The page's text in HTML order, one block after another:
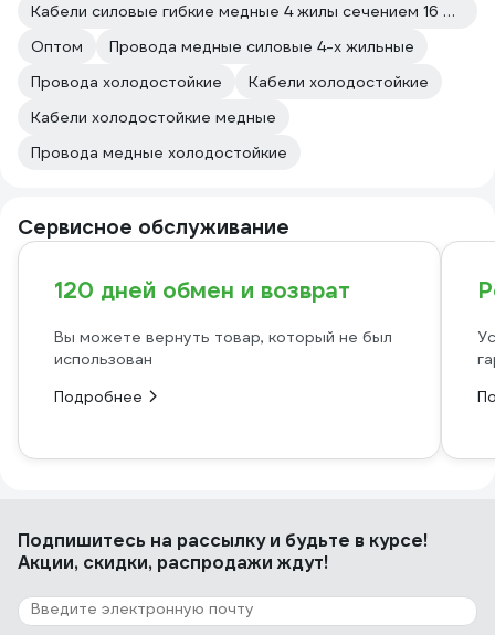
Кабели силовые гибкие медные 4 жилы сечением 16 мм2
Оптом
Провода медные силовые 4-х жильные
Провода холодостойкие
Кабели холодостойкие
Кабели холодостойкие медные
Провода медные холодостойкие
Сервисное обслуживание
120 дней обмен и возврат
Вы можете вернуть товар, который не был
использован
Подробнее
Подпишитесь на рассылкуи будьте в курсе!
Акции, скидки, распродажи ждут!